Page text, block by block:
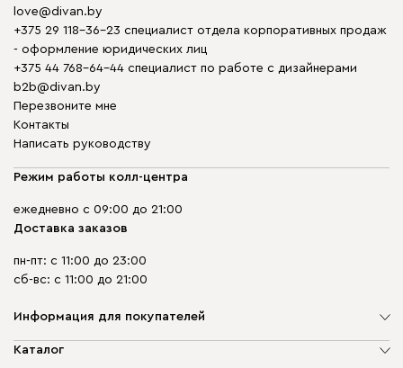
love@divan.by
+375 29 118-36-23 специалист отдела корпоративных продаж
- оформление юридических лиц
+375 44 768-64-44 специалист по работе с дизайнерами
b2b@divan.by
Перезвоните мне
Контакты
Написать руководству
Режим работы колл-центра
ежедневно с 09:00 до 21:00
Доставка заказов
пн-пт: с 11:00 до 23:00
сб-вс: с 11:00 до 21:00
Информация для покупателей
О компании
Каталог